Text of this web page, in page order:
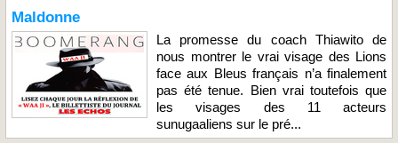
Maldonne
La promesse du coach Thiawito de
nous montrer le vrai visage des Lions
face aux Bleus français n’a finalement
pas été tenue. Bien vrai toutefois que
les visages des 11 acteurs
sunugaaliens sur le pré...